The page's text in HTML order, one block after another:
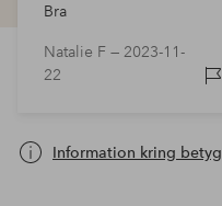
Bra
Natalie F — 2023-11-
22
Information kring betyg